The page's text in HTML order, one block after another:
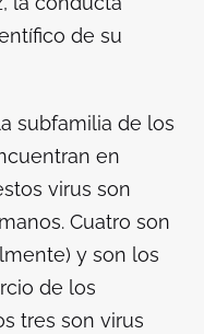
de su
subfamilia de los
en
virus son
Cuatro son
y son los
de los
tres son virus